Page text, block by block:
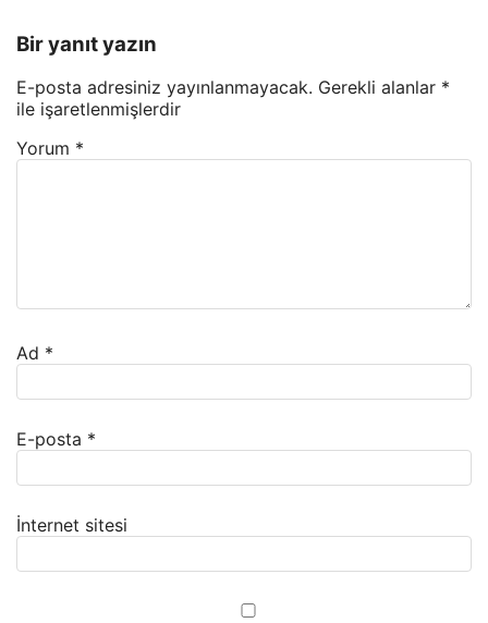
Bir yanıt yazın
E-posta adresiniz yayınlanmayacak. Gerekli alanlar *
ile işaretlenmişlerdir
Yorum *
Ad *
E-posta *
İnternet sitesi